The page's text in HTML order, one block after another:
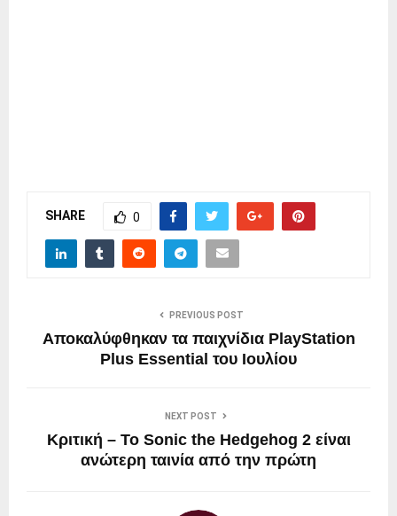
SHARE 0
PREVIOUS POST
Αποκαλύφθηκαν τα παιχνίδια PlayStation
Plus Essential του Ιουλίου
NEXT POST
Κριτική – Το Sonic the Hedgehog 2 είναι
ανώτερη ταινία από την πρώτη